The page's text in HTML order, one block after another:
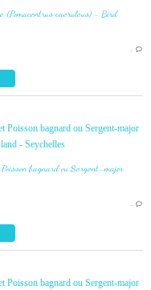
…
Poisson bagnard ou Sergent-major
- Seychelles
…
Poisson bagnard ou Sergent-major